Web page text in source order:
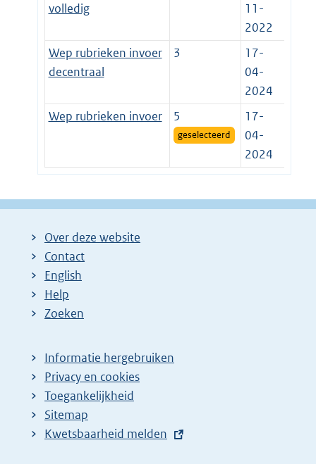
volledig
11-
2022
Wep rubrieken invoer
decentraal
3
17-
04-
2024
Wep rubrieken invoer
5
geselecteerd
17-
04-
2024
Over deze website
Contact
English
Help
Zoeken
Informatie hergebruiken
Privacy en cookies
Toegankelijkheid
Sitemap
E
Kwetsbaarheid melden